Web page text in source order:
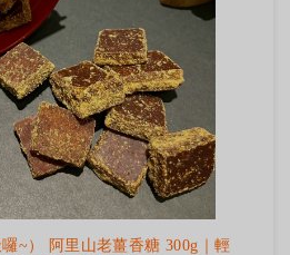
囉~） 阿里山老薑香糖 300g｜輕